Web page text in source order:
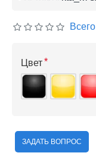
Цвет
ЗАДАТЬ ВОПРОС